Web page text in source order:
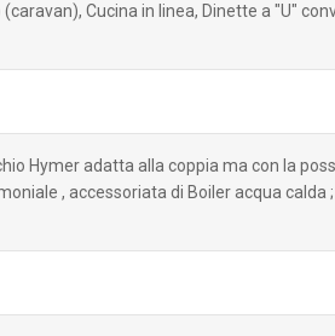
Cucina in linea, Dinette a "U"
Hymer adatta alla coppia ma con la
, accessoriata di Boiler acqua calda